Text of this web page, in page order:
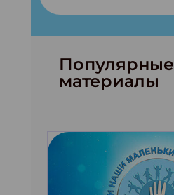
Популярные
материалы